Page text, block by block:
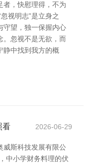
者，快慰理得，不为
视明志”是立身之
守望，独一保握内心
。忽视不是无欲，而
静中找到我方的概
看 2026-06-29
威斯科技发展有限公
中小学财务料理的伏